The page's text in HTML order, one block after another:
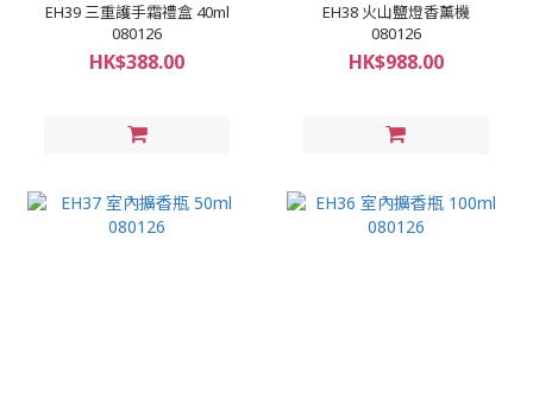
EH39 三重護手霜禮盒 40ml
080126
HK$388.00
EH38 火山鹽燈香薰機
080126
HK$988.00